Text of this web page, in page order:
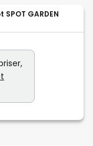
GARDEN